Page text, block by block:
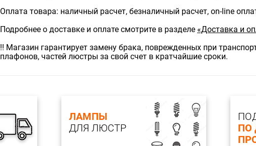
Оплата товара: наличный расчет, безналичный расчет, on-line
Подробнее о доставке и оплате смотрите в разделе «Доставка и
‼️ Магазин гарантирует замену брака, поврежденных при
плафонов, частей люстры за свой счет в кратчайшие сроки.
ЛАМПЫ
ДЛЯ ЛЮСТР
ПО